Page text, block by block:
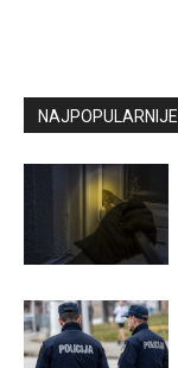
NAJPOPULARNIJE